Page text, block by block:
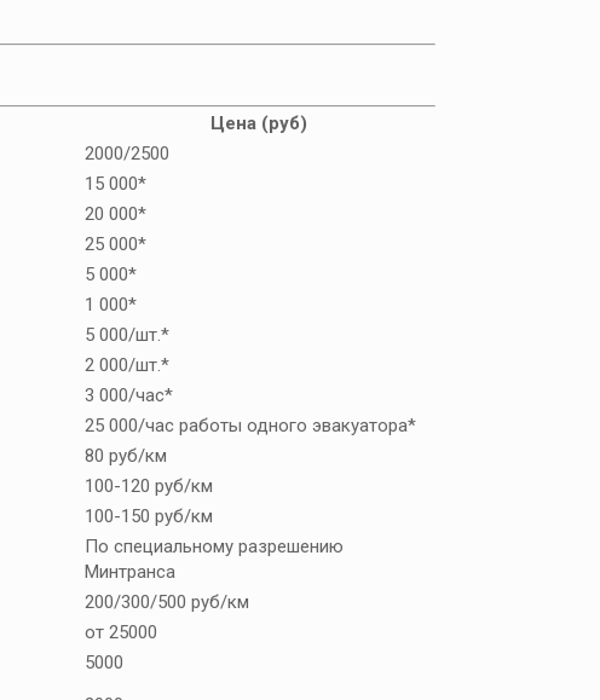
Цена (руб)
2000/2500
15 000*
20 000*
25 000*
5 000*
1 000*
5 000/шт.*
2 000/шт.*
3 000/час*
25 000/час работы одного эвакуатора*
80 руб/км
100-120 руб/км
100-150 руб/км
По специальному разрешению
Минтранса
200/300/500 руб/км
от 25000
5000